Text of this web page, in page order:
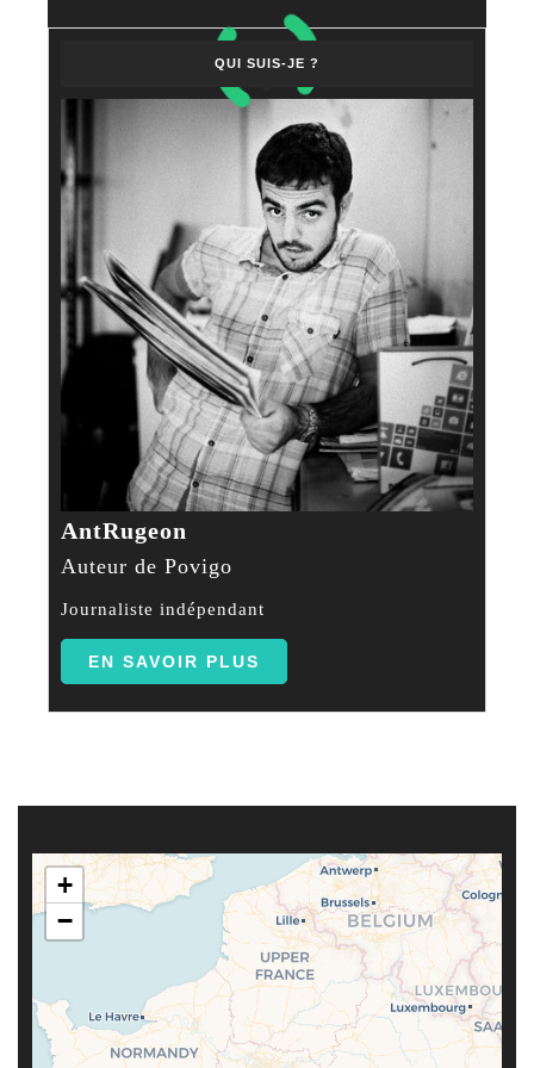
QUI SUIS-JE ?
AntRugeon
Auteur de Povigo
Journaliste indépendant
EN SAVOIR PLUS
+
−